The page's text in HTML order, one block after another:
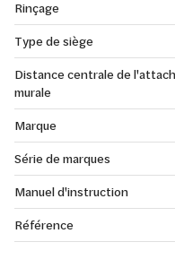
Rinçage
Type de siège
Distance centrale de
murale
Marque
Série de marques
Manuel d'instruction
Référence